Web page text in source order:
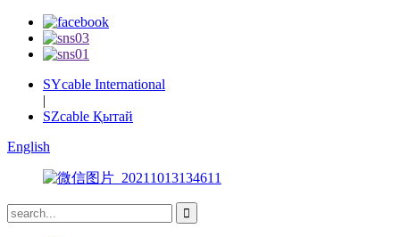
SYcable International
|
SZcable Қытай
English